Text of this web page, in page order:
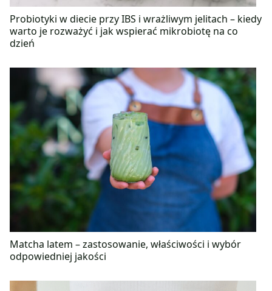
Probiotyki w diecie przy IBS i wrażliwym jelitach – kiedy
warto je rozważyć i jak wspierać mikrobiotę na co
dzień
Matcha latem – zastosowanie, właściwości i wybór
odpowiedniej jakości